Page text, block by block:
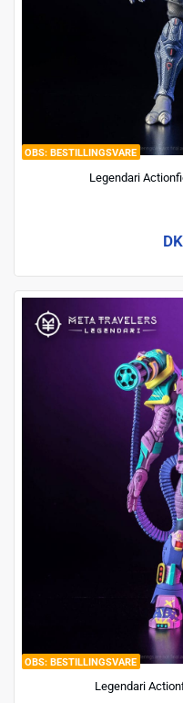
BESTILLINGSVARE
Legendari
BESTILLINGSVARE
Legendari